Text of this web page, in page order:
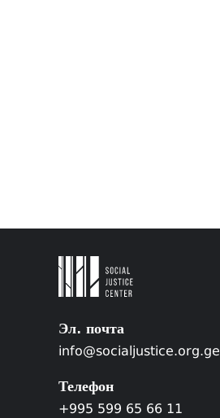
Эл. почта
info@socialjustice.org.ge
Телефон
+995 599 65 66 11